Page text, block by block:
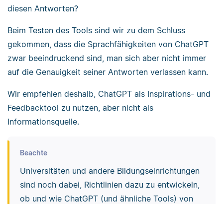
diesen Antworten?
Beim Testen des Tools sind wir zu dem Schluss
gekommen, dass die Sprachfähigkeiten von ChatGPT
zwar beeindruckend sind, man sich aber nicht immer
auf die Genauigkeit seiner Antworten verlassen kann.
Wir empfehlen deshalb, ChatGPT als Inspirations- und
Feedbacktool zu nutzen, aber nicht als
Informationsquelle.
Beachte
Universitäten und andere Bildungseinrichtungen
sind noch dabei, Richtlinien dazu zu entwickeln,
ob und wie ChatGPT (und ähnliche Tools) von